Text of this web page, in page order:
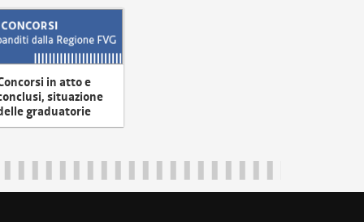
in atto e
situazione
graduatorie